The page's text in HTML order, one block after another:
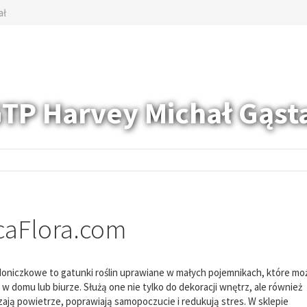
Harvey Michał
to gatunki roślin uprawiane w małych pojemnikach, które
domu lub biurze. Służą one nie tylko do dekoracji wnętrz, ale również
powietrze, poprawiają samopoczucie i redukują stres. W sklepie